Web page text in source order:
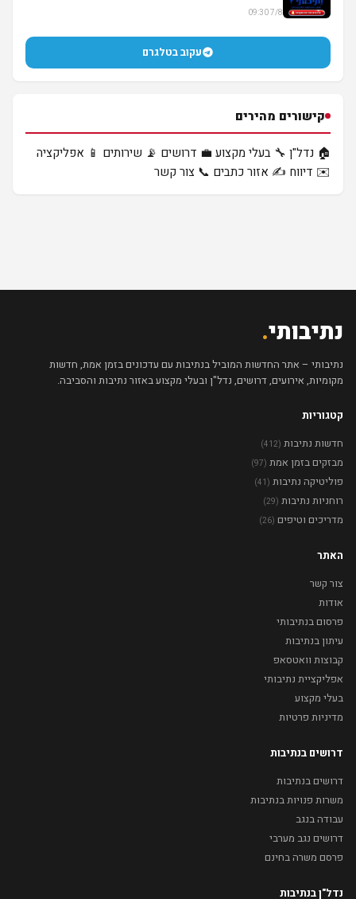
7/8 09:30
עקוב בטלגרם
קישורים מהירים
🏠 נדל"ן 🔧 בעלי מקצוע 💼 דרושים 📡 שירותים 📱 אפליקציה
✉️ דיווח ✍️ אזור כתבים 📞 צור קשר
נתיבותי.
נתיבותי – אתר החדשות המוביל בנתיבות עם עדכונים בזמן אמת, חדשות
מקומיות, אירועים, דרושים, נדל"ן ובעלי מקצוע באזור נתיבות והסביבה.
קטגוריות
חדשות נתיבות (412)
מבזקים בזמן אמת (97)
פוליטיקה נתיבות (41)
רוחניות נתיבות (29)
מדריכים וטיפים (26)
האתר
צור קשר
אודות
פרסום בנתיבותי
עיתון בנתיבות
קבוצות וואטסאפ
אפליקציית נתיבותי
בעלי מקצוע
מדיניות פרטיות
דרושים בנתיבות
דרושים בנתיבות
משרות פנויות בנתיבות
עבודה בנגב
דרושים נגב מערבי
פרסם משרה בחינם
נדל"ן בנתיבות